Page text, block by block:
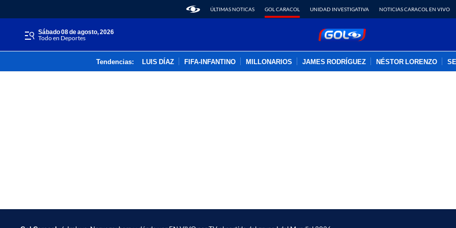
ÚLTIMAS NOTICAS GOL CARACOL UNIDAD INVESTIGATIVA NOTICIAS CARACOL EN VIVO
sábado 08 de agosto, 2026
Todo en Deportes
Tendencias: LUIS DÍAZ FIFA-INFANTINO MILLONARIOS JAMES RODRÍGUEZ NÉSTOR LORENZO